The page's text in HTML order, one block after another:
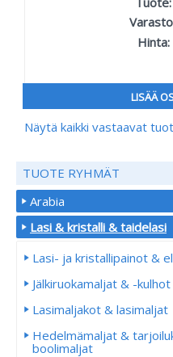
Hinta:
LISÄÄ
Näytä kaikki vastaavat
TUOTE RYHMÄT
Arabia
Lasi & kristalli & taidelasi
Lasi- ja kristallipainot &
Jälkiruokamaljat & -
Lasimaljakot & lasimaljat
Hedelmämaljat &
boolimaljat